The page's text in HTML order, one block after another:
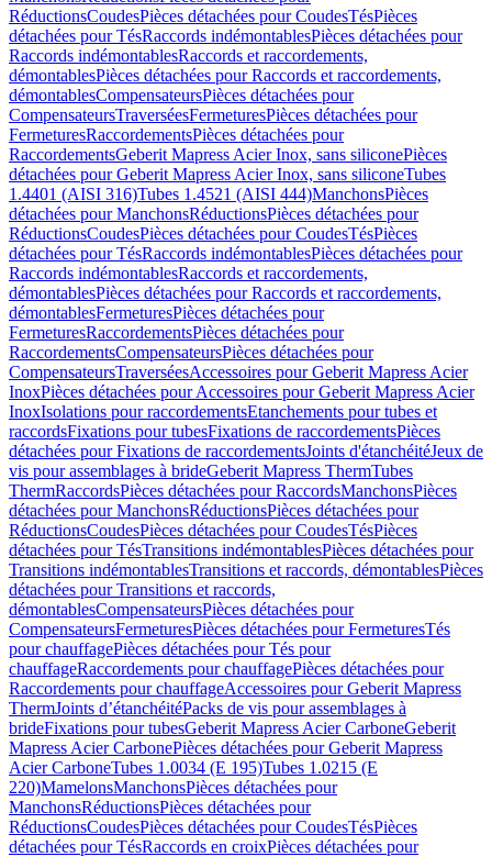
RéductionsCoudesPièces détachées pour CoudesTésPièces
détachées pour TésRaccords indémontablesPièces détachées pour
Raccords indémontablesRaccords et raccordements,
démontablesPièces détachées pour Raccords et raccordements,
démontablesCompensateursPièces détachées pour
CompensateursTraverséesFermeturesPièces détachées pour
FermeturesRaccordementsPièces détachées pour
RaccordementsGeberit Mapress Acier Inox, sans siliconePièces
détachées pour Geberit Mapress Acier Inox, sans siliconeTubes
1.4401 (AISI 316)Tubes 1.4521 (AISI 444)ManchonsPièces
détachées pour ManchonsRéductionsPièces détachées pour
RéductionsCoudesPièces détachées pour CoudesTésPièces
détachées pour TésRaccords indémontablesPièces détachées pour
Raccords indémontablesRaccords et raccordements,
démontablesPièces détachées pour Raccords et raccordements,
démontablesFermeturesPièces détachées pour
FermeturesRaccordementsPièces détachées pour
RaccordementsCompensateursPièces détachées pour
CompensateursTraverséesAccessoires pour Geberit Mapress Acier
InoxPièces détachées pour Accessoires pour Geberit Mapress Acier
InoxIsolations pour raccordementsEtanchements pour tubes et
raccordsFixations pour tubesFixations de raccordementsPièces
détachées pour Fixations de raccordementsJoints d'étanchéitéJeux de
vis pour assemblages à brideGeberit Mapress ThermTubes
ThermRaccordsPièces détachées pour RaccordsManchonsPièces
détachées pour ManchonsRéductionsPièces détachées pour
RéductionsCoudesPièces détachées pour CoudesTésPièces
détachées pour TésTransitions indémontablesPièces détachées pour
Transitions indémontablesTransitions et raccords, démontablesPièces
détachées pour Transitions et raccords,
démontablesCompensateursPièces détachées pour
CompensateursFermeturesPièces détachées pour FermeturesTés
pour chauffagePièces détachées pour Tés pour
chauffageRaccordements pour chauffagePièces détachées pour
Raccordements pour chauffageAccessoires pour Geberit Mapress
ThermJoints d’étanchéitéPacks de vis pour assemblages à
brideFixations pour tubesGeberit Mapress Acier CarboneGeberit
Mapress Acier CarbonePièces détachées pour Geberit Mapress
Acier CarboneTubes 1.0034 (E 195)Tubes 1.0215 (E
220)MamelonsManchonsPièces détachées pour
ManchonsRéductionsPièces détachées pour
RéductionsCoudesPièces détachées pour CoudesTésPièces
détachées pour TésRaccords en croixPièces détachées pour